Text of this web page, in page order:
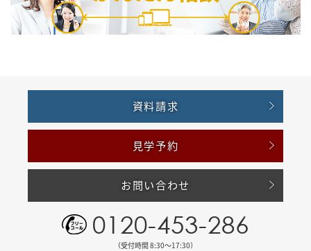
資料請求
見学予約
お問い合わせ
0120-453-286
（受付時間 8:30〜17:30）